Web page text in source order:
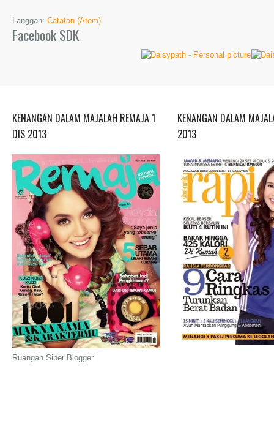
Langgan: Catatan (Atom)
Facebook SDK
KENANGAN DALAM MAJALAH REMAJA 1
DIS 2013
Ruangan Siber Blogger
KENANGAN DALAM
2013